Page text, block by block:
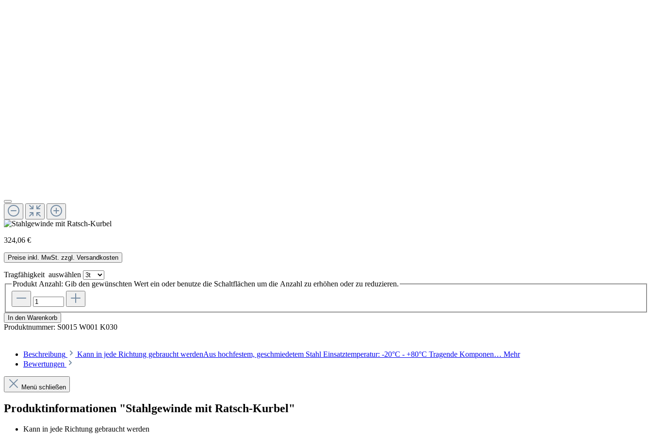
324,06 €
Preise inkl. MwSt. zzgl. Versandkosten
Tragfähigkeit auswählen
Produkt Anzahl: Gib den gewünschten Wert ein oder benutze die Schaltflächen um die Anzahl zu erhöhen oder zu reduzieren.
In den Warenkorb
Produktnummer: S0015 W001 K030
Beschreibung Kann in jede Richtung gebraucht werdenAus hochfestem, geschmiedetem Stahl Einsatztemperatur: -20°C - +80°C Tragende Komponen… Mehr
Bewertungen
Menü schließen
Produktinformationen "Stahlgewinde mit Ratsch-Kurbel"
Kann in jede Richtung gebraucht werden